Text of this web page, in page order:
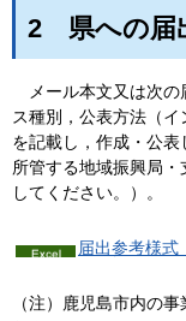
2 県への届
メール本文又は次
ス種別，公表方法（
を記載し，作成・公表
所管する地域振興局
してください。）。
届出参考様式
（注）鹿児島市内の